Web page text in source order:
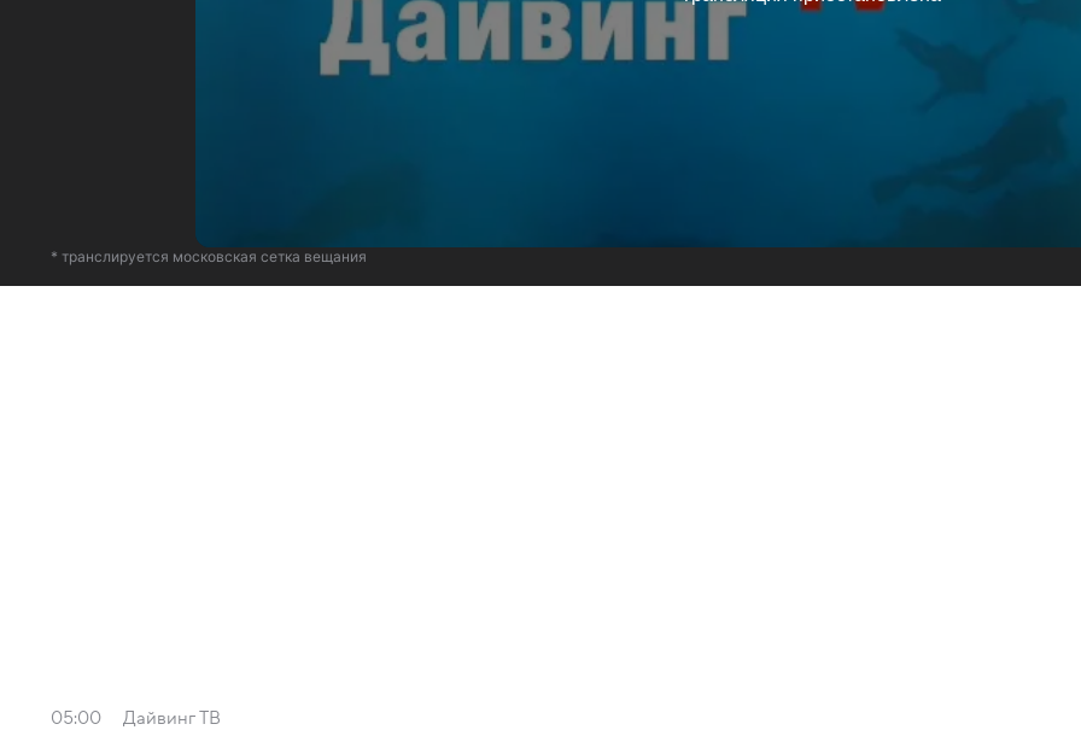
* транслируется московская сетка вещания
05:00
Дайвинг ТВ